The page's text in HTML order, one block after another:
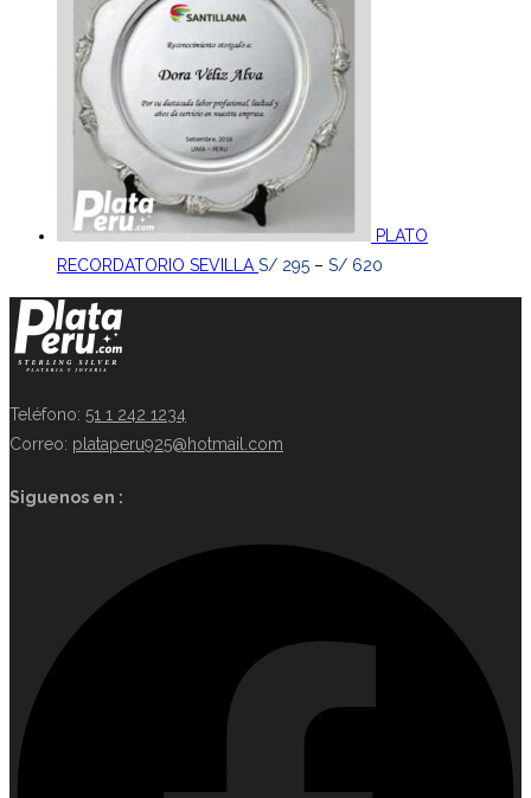
PLATO
RECORDATORIO SEVILLA S/ 295 – S/ 620
Teléfono: 51 1 242 1234
Correo: plataperu925@hotmail.com
Siguenos en :